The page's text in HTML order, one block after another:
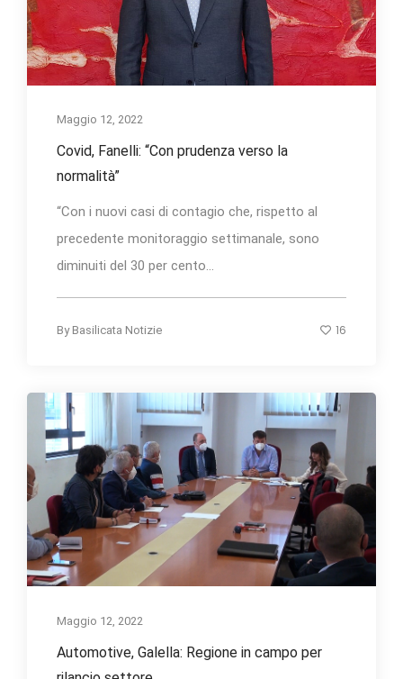
Maggio 12, 2022
Covid, Fanelli: “Con prudenza verso la
normalità”
“Con i nuovi casi di contagio che, rispetto al
precedente monitoraggio settimanale, sono
diminuiti del 30 per cento...
By Basilicata Notizie 16
Maggio 12, 2022
Automotive, Galella: Regione in campo per